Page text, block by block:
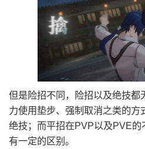
但是险招不同，险招以及绝技都
力使用垫步、强制取消之类的方
绝技；而平招在PVP以及PVE的
有一定的区别。